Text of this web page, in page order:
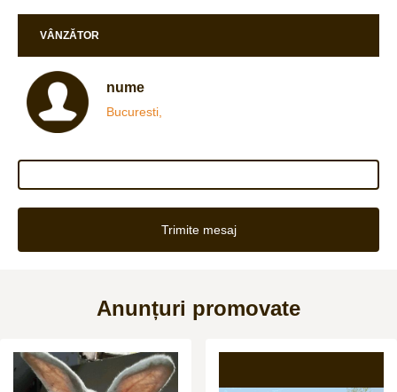
VÂNZĂTOR
nume
Bucuresti,
Trimite mesaj
Anunțuri promovate